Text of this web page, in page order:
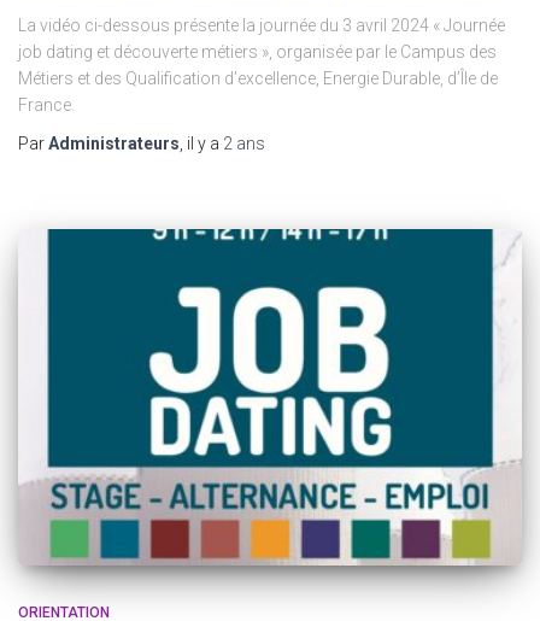
La vidéo ci-dessous présente la journée du 3 avril 2024 « Journée
job dating et découverte métiers », organisée par le Campus des
Métiers et des Qualification d’excellence, Energie Durable, d’Île de
France.
ParAdministrateurs , il y a 2 ans
ORIENTATION